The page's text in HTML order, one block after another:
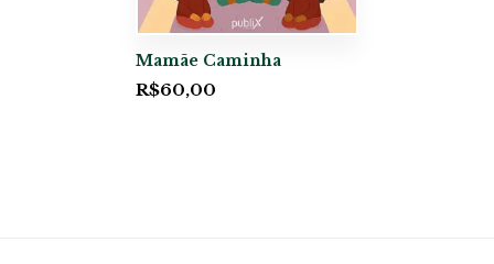
Mamãe Caminha
R$60,00